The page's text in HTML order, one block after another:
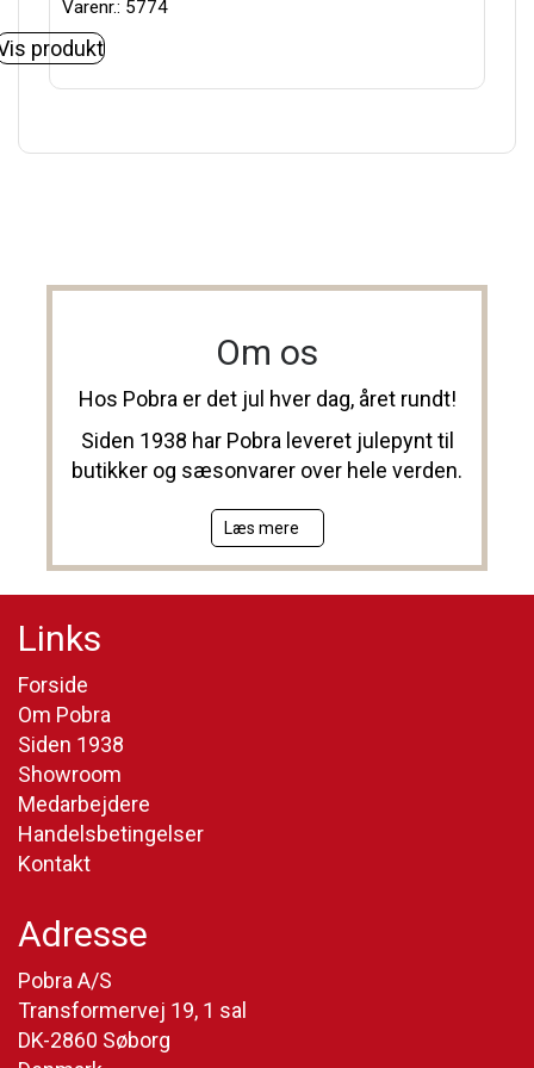
Varenr.: 5774
produkt
Om os
Hos Pobra er det jul hver dag, året rundt!
Siden 1938 har Pobra leveret julepynt til
butikker og sæsonvarer over hele verden.
Læs mere
Links
Forside
Om Pobra
Siden 1938
Showroom
Medarbejdere
Handelsbetingelser
Kontakt
Adresse
Pobra A/S
Transformervej 19, 1 sal
DK-2860 Søborg